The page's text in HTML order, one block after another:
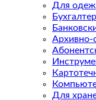
Для
Архивно-
Для